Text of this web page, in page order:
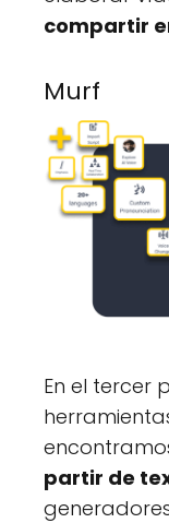
compartir
Murf
En el tercer
partir de